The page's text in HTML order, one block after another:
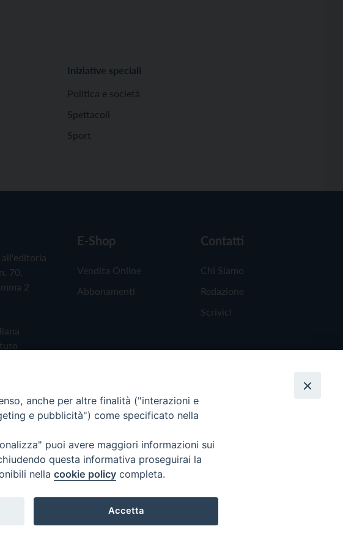
Iniziative speciali
Politica e società
Spettacoli
Sport
70.
2
E-Shop
Vendita Online
Abbonamenti
Contatti
Chi Siamo
Redazione
Scrivici
anche per altre finalità ("interazioni e
e pubblicità") come specificato nella
puoi avere maggiori informazioni sui
questa informativa proseguirai la
nella cookie policy completa.
Accetta